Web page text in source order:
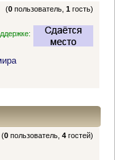
(0 пользователь,1 гость)
(0 пользователь,4 гостей)